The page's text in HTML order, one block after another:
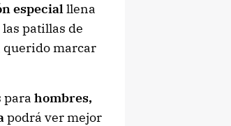
especialllena
patillas de
querido marcar
para hombres,
podrá ver mejor